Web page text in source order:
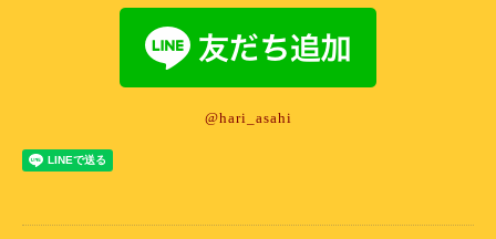
@hari_asahi